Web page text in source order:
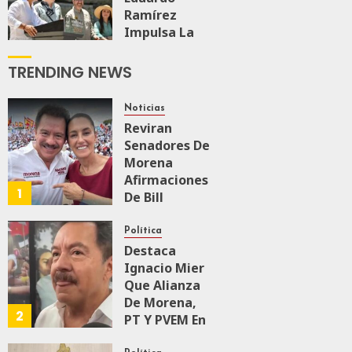
0
87
Ramírez
Impulsa La
Integral Del
ZooMAT
JULIO 28, 2026
0
TRENDING NEWS
1
Noticias
Reviran
Senadores De
Morena
Afirmaciones
De Bill
Rechazan
Intervencionismo
AGOSTO 8, 2026
0
87
2
Política
Destaca
Ignacio Mier
Que Alianza
De Morena,
PT Y PVEM En